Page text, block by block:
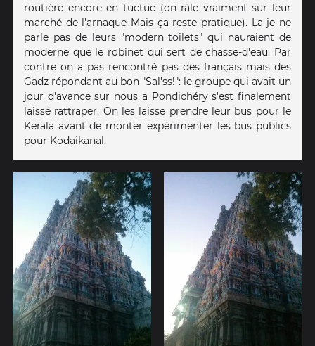
routière encore en tuctuc (on râle vraiment sur leur
marché de l'arnaque Mais ça reste pratique). La je ne
parle pas de leurs "modern toilets" qui nauraient de
moderne que le robinet qui sert de chasse-d'eau. Par
contre on a pas rencontré pas des français mais des
Gadz répondant au bon "Sal'ss!": le groupe qui avait un
jour d'avance sur nous a Pondichéry s'est finalement
laissé rattraper. On les laisse prendre leur bus pour le
Kerala avant de monter expérimenter les bus publics
pour Kodaikanal.